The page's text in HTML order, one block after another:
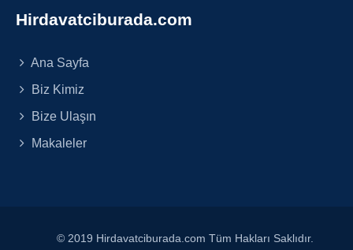
Hirdavatciburada.com
Ana Sayfa
Biz Kimiz
Bize Ulaşın
Makaleler
© 2019 Hirdavatciburada.com Tüm Hakları Saklıdır.